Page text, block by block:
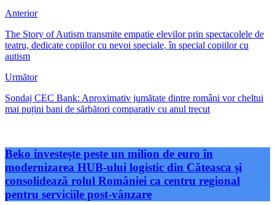
Anterior
The Story of Autism transmite empatie elevilor prin spectacolele de
teatru, dedicate copiilor cu nevoi speciale, în special copiilor cu
autism
Următor
Sondaj CEC Bank: Aproximativ jumătate dintre români vor cheltui
mai puțini bani de sărbători comparativ cu anul trecut
Beko investește peste un milion de euro în
modernizarea HUB-ului logistic din Căteasca și
consolidează rolul României ca centru regional
pentru serviciile post-vânzare